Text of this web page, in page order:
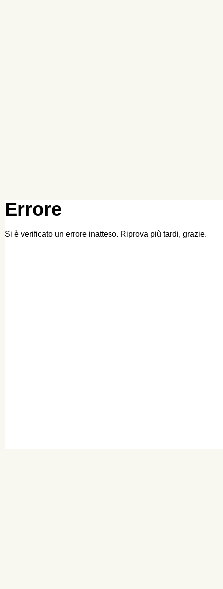
Errore
Si è verificato un errore inatteso. Riprova più tardi, grazie.